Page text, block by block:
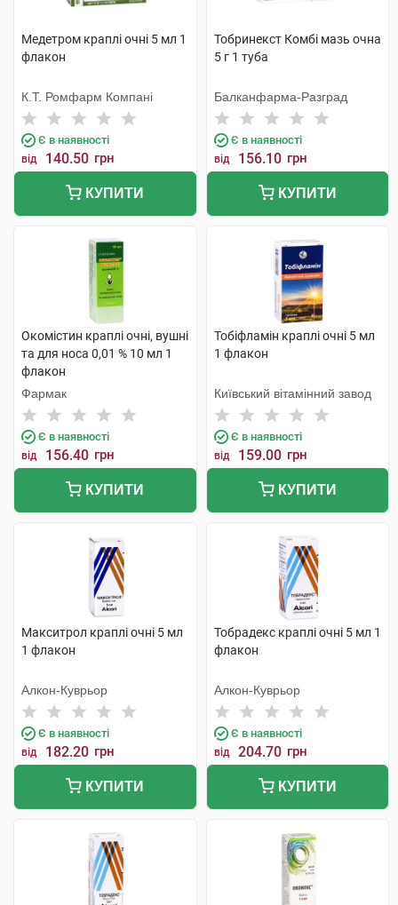
Медетром краплі очні 5 мл 1
флакон
К.Т. Ромфарм Компані
Є в наявності
від 140.50 грн
КУПИТИ
Тобринекст Комбі мазь очна
5 г 1 туба
Балканфарма-Разград
Є в наявності
від 156.10 грн
КУПИТИ
Окомістин краплі очні, вушні
та для носа 0,01 % 10 мл 1
флакон
Фармак
Є в наявності
від 156.40 грн
КУПИТИ
Тобіфламін краплі очні 5 мл
1 флакон
Київський вітамінний завод
Є в наявності
від 159.00 грн
КУПИТИ
Макситрол краплі очні 5 мл
1 флакон
Алкон-Куврьор
Є в наявності
від 182.20 грн
КУПИТИ
Тобрадекс краплі очні 5 мл 1
флакон
Алкон-Куврьор
Є в наявності
від 204.70 грн
КУПИТИ